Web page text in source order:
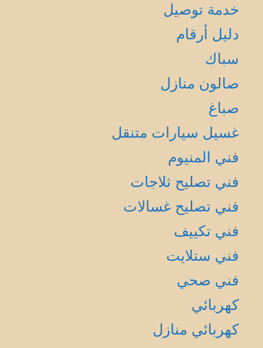
خدمة توصيل
دليل أرقام
سباك
صالون منازل
صباغ
غسيل سيارات متنقل
فني المنيوم
فني تصليح ثلاجات
فني تصليح غسالات
فني تكييف
فني ستلايت
فني صحي
كهربائي
كهربائي منازل